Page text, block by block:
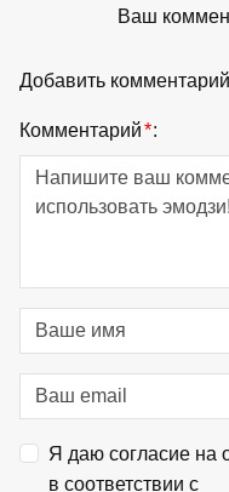
Ваш
Добавить комментарий
Комментарий*:
Я даю согласие на
в соответствии с